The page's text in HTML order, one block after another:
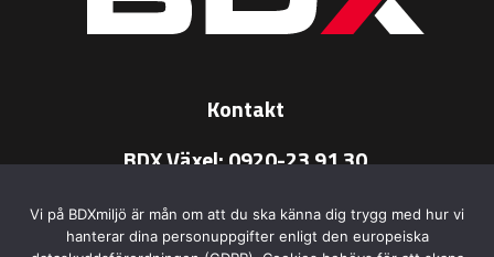
Kontakt
BDX Växel:0920-23 91 30
Vi på BDXmiljö är mån om att du ska känna dig trygg med hur vi
hanterar dina personuppgifter enligt den europeiska